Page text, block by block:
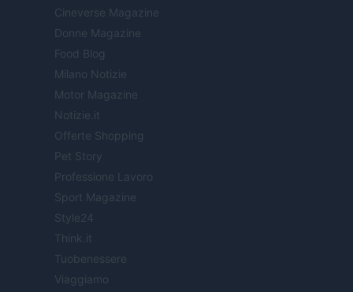
Cineverse Magazine
Donne Magazine
Food Blog
Milano Notizie
Motor Magazine
Notizie.it
Offerte Shopping
Pet Story
Professione Lavoro
Sport Magazine
Style24
Think.it
Tuobenessere
Viaggiamo